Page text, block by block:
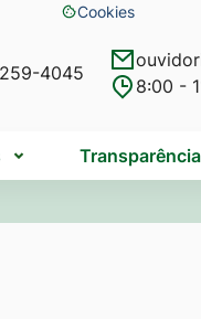
Cookies
Abrir
de
4045
8:00 -
Transparência